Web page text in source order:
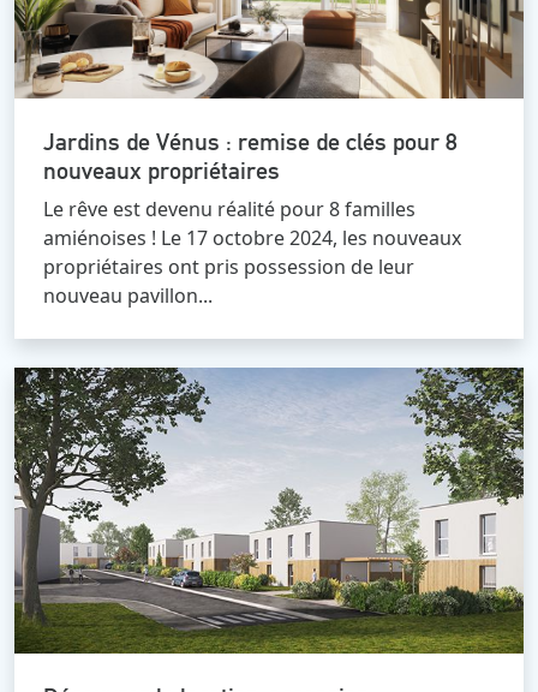
Jardins de Vénus : remise de clés pour 8
nouveaux propriétaires
Le rêve est devenu réalité pour 8 familles
amiénoises ! Le 17 octobre 2024, les nouveaux
propriétaires ont pris possession de leur
nouveau pavillon...